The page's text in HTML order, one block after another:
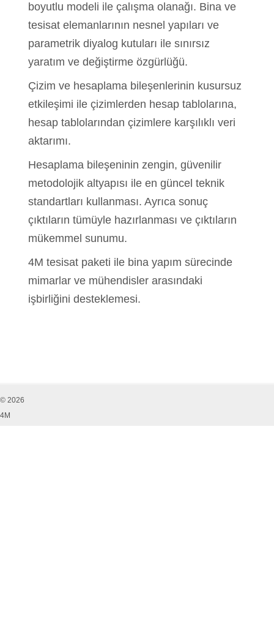
boyutlu modeli ile çalışma olanağı. Bina ve
tesisat elemanlarının nesnel yapıları ve
parametrik diyalog kutuları ile sınırsız
yaratım ve değiştirme özgürlüğü.
Çizim ve hesaplama bileşenlerinin kusursuz
etkileşimi ile çizimlerden hesap tablolarına,
hesap tablolarından çizimlere karşılıklı veri
aktarımı.
Hesaplama bileşeninin zengin, güvenilir
metodolojik altyapısı ile en güncel teknik
standartları kullanması. Ayrıca sonuç
çıktıların tümüyle hazırlanması ve çıktıların
mükemmel sunumu.
4M tesisat paketi ile bina yapım sürecinde
mimarlar ve mühendisler arasındaki
işbirliğini desteklemesi.
© 2026
4M